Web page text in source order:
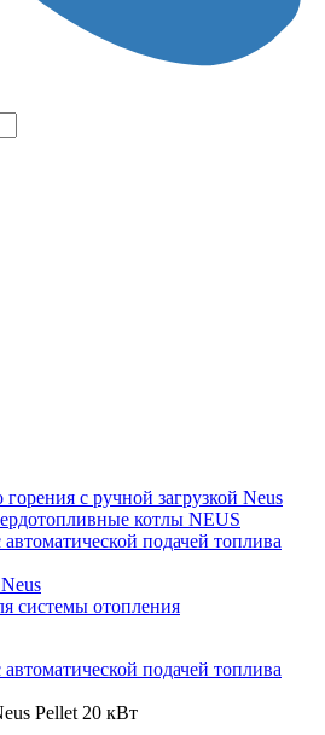
с ручной загрузкой Neus
котлы NEUS
подачей топлива
системы отопления
подачей топлива
Pellet 20 кВт